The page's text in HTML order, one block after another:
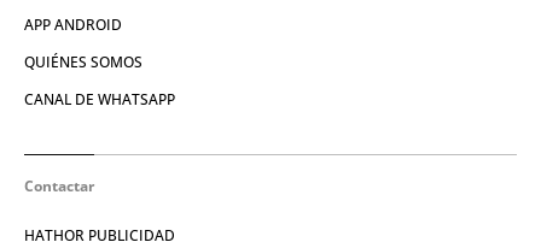
APP ANDROID
QUIÉNES SOMOS
CANAL DE WHATSAPP
Contactar
HATHOR PUBLICIDAD